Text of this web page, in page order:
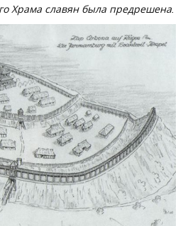
Храма славян была предрешена.